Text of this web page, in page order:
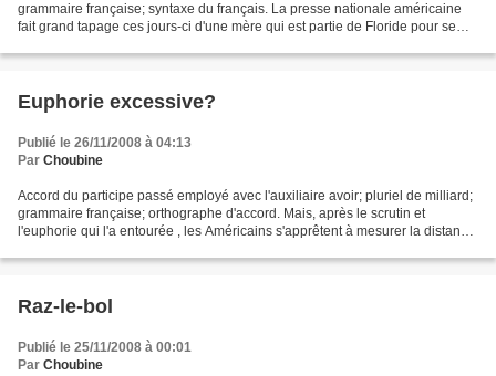
grammaire française; syntaxe du français. La presse nationale américaine
fait grand tapage ces jours-ci d'une mère qui est partie de Floride pour se
Euphorie excessive?
Publié le 26/11/2008 à 04:13
Par Choubine
Accord du participe passé employé avec l'auxiliaire avoir; pluriel de milliard;
grammaire française; orthographe d'accord. Mais, après le scrutin et
l'euphorie qui l'a entourée , les Américains s'apprêtent à mesurer la distance
Raz-le-bol
Publié le 25/11/2008 à 00:01
Par Choubine